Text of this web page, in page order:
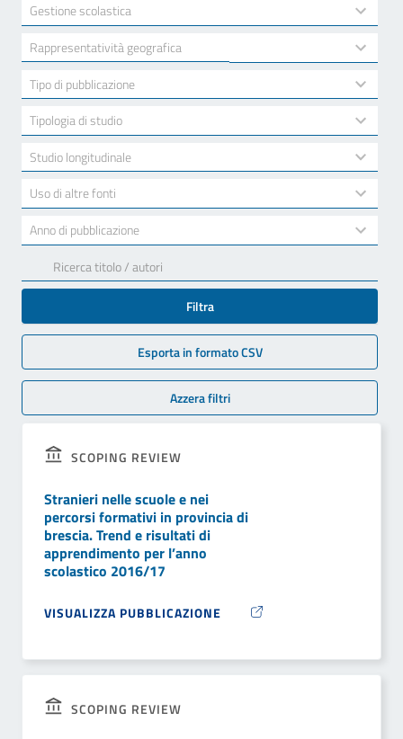
Gestione scolastica
results
available
Rappresentatività geografica
10
results
available
Tipo di pubblicazione
results
available
Tipologia di studio
results
available
Studio longitudinale
results
available
Uso di altre fonti
results
available
Anno di pubblicazione
17
results
available
Filtra
Esporta in formato CSV
Azzera filtri
SCOPING REVIEW
Stranieri nelle scuole e nei
percorsi formativi in provincia di
brescia. Trend e risultati di
apprendimento per l’anno
scolastico 2016/17
VISUALIZZA PUBBLICAZIONE
SCOPING REVIEW